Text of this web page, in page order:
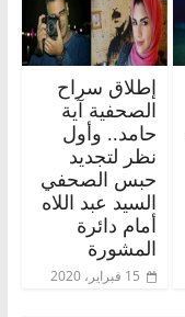
إطلاق سراح
الصحفية آية
حامد.. وأول
نظر لتجديد
حبس الصحفي
السيد عبد اللاه
أمام دائرة
المشورة
15 فبراير، 2020